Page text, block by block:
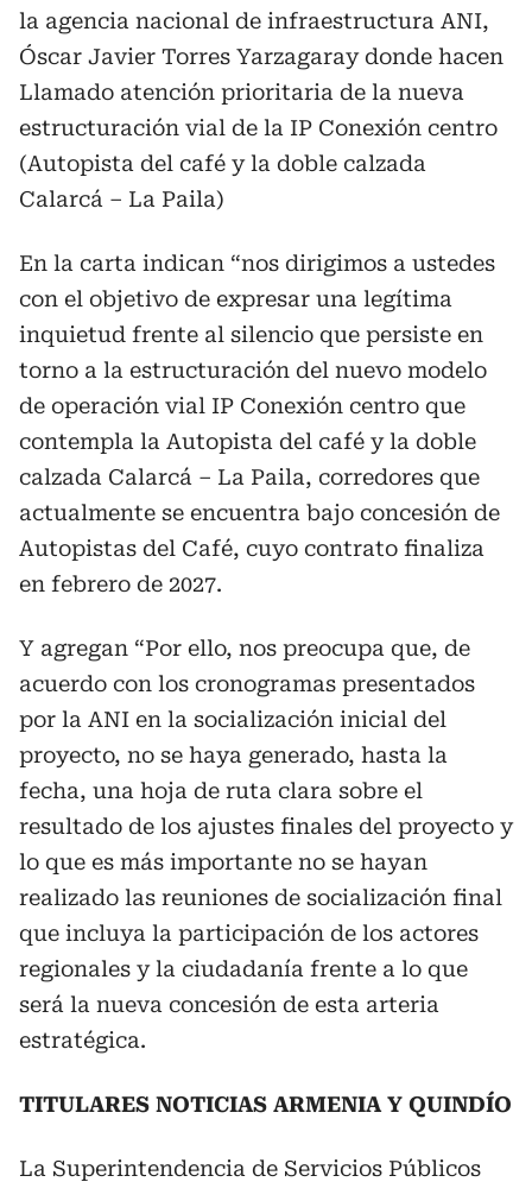
la agencia nacional de infraestructura ANI,
Óscar Javier Torres Yarzagaray donde hacen
Llamado atención prioritaria de la nueva
estructuración vial de la IP Conexión centro
(Autopista del café y la doble calzada
Calarcá – La Paila)
En la carta indican “nos dirigimos a ustedes
con el objetivo de expresar una legítima
inquietud frente al silencio que persiste en
torno a la estructuración del nuevo modelo
de operación vial IP Conexión centro que
contempla la Autopista del café y la doble
calzada Calarcá – La Paila, corredores que
actualmente se encuentra bajo concesión de
Autopistas del Café, cuyo contrato finaliza
en febrero de 2027.
Y agregan “Por ello, nos preocupa que, de
acuerdo con los cronogramas presentados
por la ANI en la socialización inicial del
proyecto, no se haya generado, hasta la
fecha, una hoja de ruta clara sobre el
resultado de los ajustes finales del proyecto y
lo que es más importante no se hayan
realizado las reuniones de socialización final
que incluya la participación de los actores
regionales y la ciudadanía frente a lo que
será la nueva concesión de esta arteria
estratégica.
TITULARES NOTICIAS ARMENIA Y QUINDÍO
La Superintendencia de Servicios Públicos